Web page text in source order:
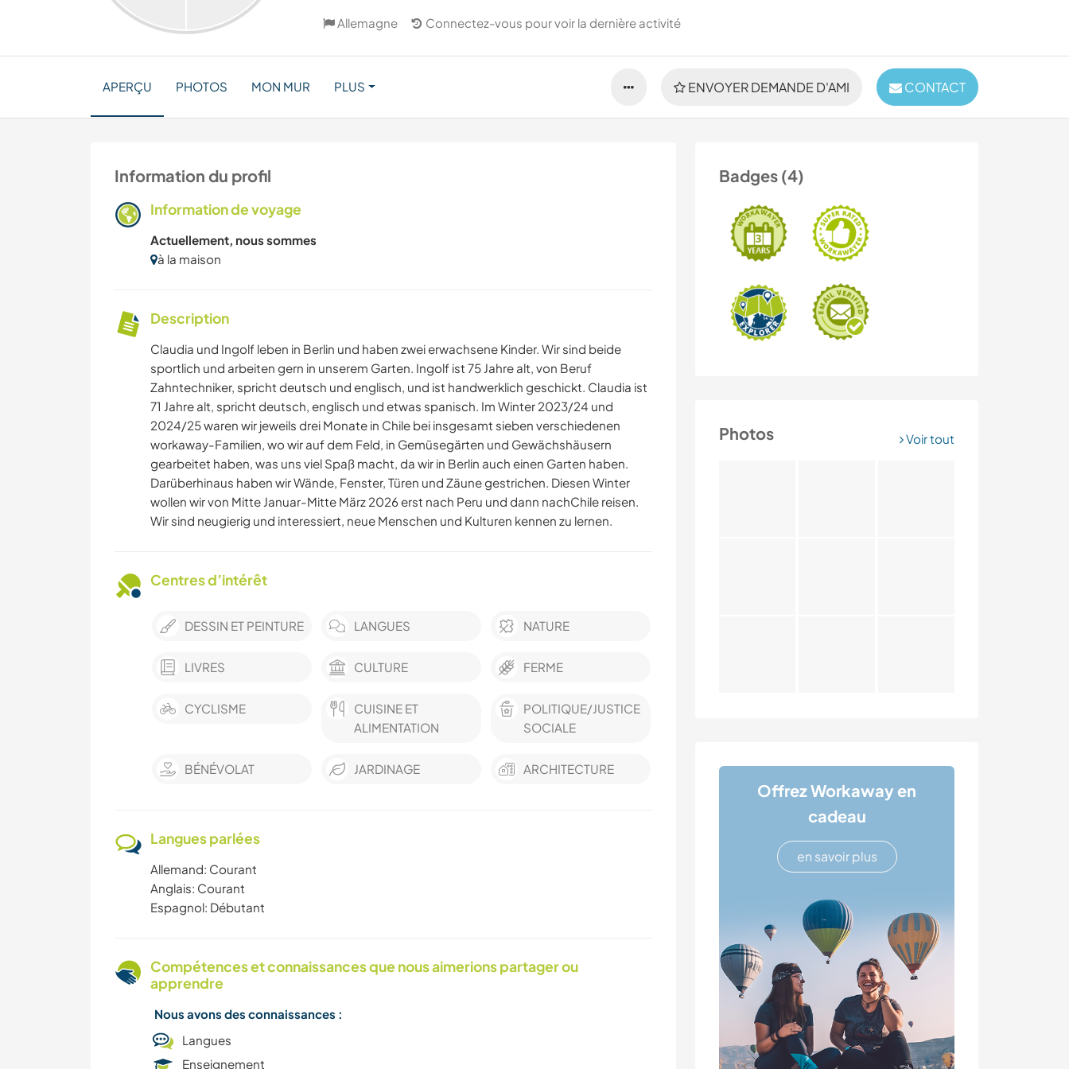
Allemagne Connectez-vous pour voir la dernière activité
ENVOYER DEMANDE D'AMI CONTACT
APERÇU PHOTOS MON MUR PLUS
Badges (4)
Photos Voir tout
Offrez Workaway en
cadeau
en savoir plus
Information du profil
Information de voyage
Actuellement, nous sommes
à la maison
Description
Claudia und Ingolf leben in Berlin und haben zwei erwachsene Kinder. Wir sind beide
sportlich und arbeiten gern in unserem Garten. Ingolf ist 75 Jahre alt, von Beruf
Zahntechniker, spricht deutsch und englisch, und ist handwerklich geschickt. Claudia ist
71 Jahre alt, spricht deutsch, englisch und etwas spanisch. Im Winter 2023/24 und
2024/25 waren wir jeweils drei Monate in Chile bei insgesamt sieben verschiedenen
workaway-Familien, wo wir auf dem Feld, in Gemüsegärten und Gewächshäusern
gearbeitet haben, was uns viel Spaß macht, da wir in Berlin auch einen Garten haben.
Darüberhinaus haben wir Wände, Fenster, Türen und Zäune gestrichen. Diesen Winter
wollen wir von Mitte Januar-Mitte März 2026 erst nach Peru und dann nachChile reisen.
Wir sind neugierig und interessiert, neue Menschen und Kulturen kennen zu lernen.
Centres d’intérêt
DESSIN ET PEINTURE LANGUES NATURE
LIVRES CULTURE FERME
CYCLISME
CUISINE ET
ALIMENTATION
POLITIQUE/JUSTICE
SOCIALE
BÉNÉVOLAT JARDINAGE ARCHITECTURE
Langues parlées
Allemand: Courant
Anglais: Courant
Espagnol: Débutant
Compétences et connaissances que nous aimerions partager ou
apprendre
Nous avons des connaissances :
Langues
Enseignement